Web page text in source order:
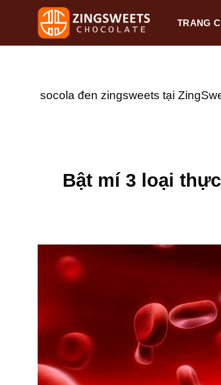
content
TRANG
socola đen zingsweets tại
Bật mí 3 loại